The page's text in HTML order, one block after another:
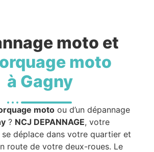
moto et
moto
à Gagny
moto ou d’un dépannage
? NCJ DEPANNAGE, votre
déplace dans votre quartier et
route de votre deux-roues. Le